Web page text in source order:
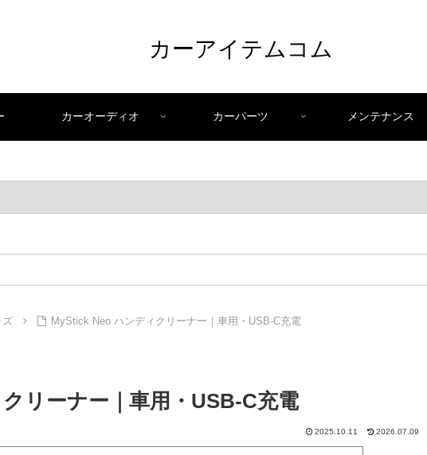
カーアイテムコム
カーオーディオ カーパーツ メンテナンス
ズ MyStick Neo ハンディクリーナー｜車用・USB-C充電
リーナー｜車用・USB-C充電
2025.10.11 2026.07.09